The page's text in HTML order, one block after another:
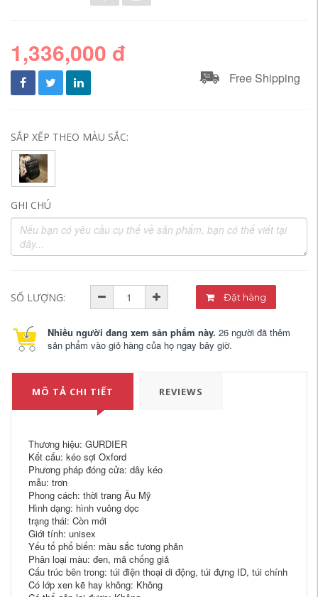
1,336,000 đ
Free Shipping
SẮP XẾP THEO MÀU SẮC:
GHI CHÚ
SỐ LƯỢNG: Đặt hàng
Nhiều người đang xem sản phẩm này. 26 người đã thêm
sản phẩm vào giỏ hàng của họ ngay bây giờ.
MÔ TẢ CHI TIẾT REVIEWS
Thương hiệu: GURDIER
Kết cấu: kéo sợi Oxford
Phương pháp đóng cửa: dây kéo
mẫu: trơn
Phong cách: thời trang Âu Mỹ
Hình dạng: hình vuông dọc
trạng thái: Còn mới
Giới tính: unisex
Yếu tố phổ biến: màu sắc tương phản
Phân loại màu: đen, mã chống giả
Cấu trúc bên trong: túi điện thoại di động, túi đựng ID, túi chính
Có lớp xen kẽ hay không: Không